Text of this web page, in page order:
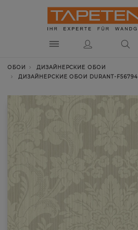
ОБОИ
ДИЗАЙНЕРСКИЕ ОБОИ
ДИЗАЙНЕРСКИЕ ОБОИ DURANT-F56794